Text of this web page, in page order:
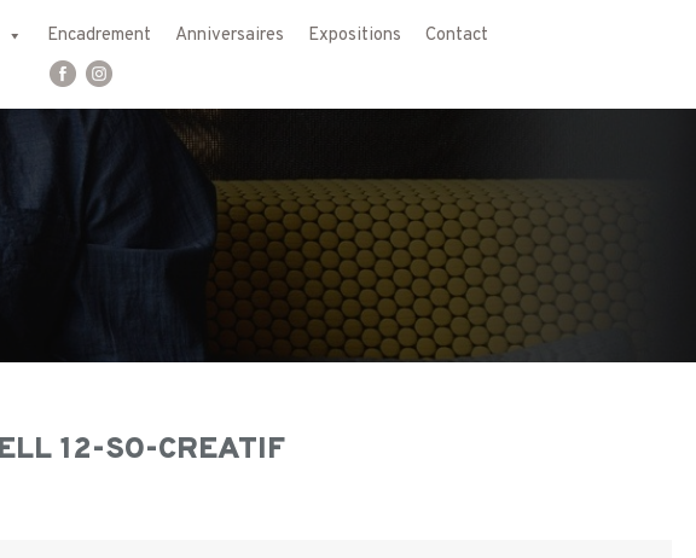
Encadrement Anniversaires Expositions Contact
12-SO-CREATIF